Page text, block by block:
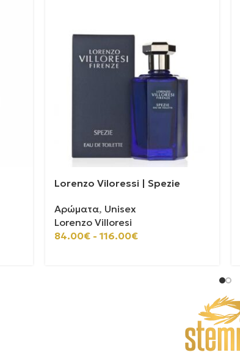
Lorenzo Viloressi | Spezie
Αρώματα, Unisex
Lorenzo Villoresi
84.00€ - 116.00€